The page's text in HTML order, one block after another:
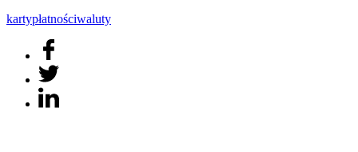
kartypłatnościwaluty